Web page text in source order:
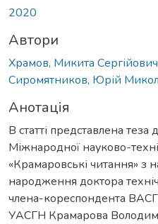
2020
Автори
Храмов, Микита Сергійович
Сиромятников, Юрій
Анотація
В статті представлена теза
Міжнародної науково-
«Крамаровські читання» з
народження доктора
члена-кореспондента
УАСГН Крамарова